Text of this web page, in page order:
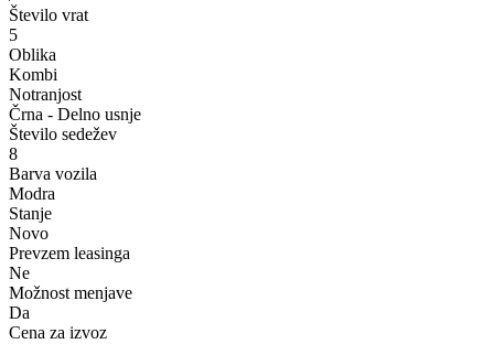
Število vrat
5
Oblika
Kombi
Notranjost
Črna - Delno usnje
Število sedežev
8
Barva vozila
Modra
Stanje
Novo
Prevzem leasinga
Ne
Možnost menjave
Da
Cena za izvoz